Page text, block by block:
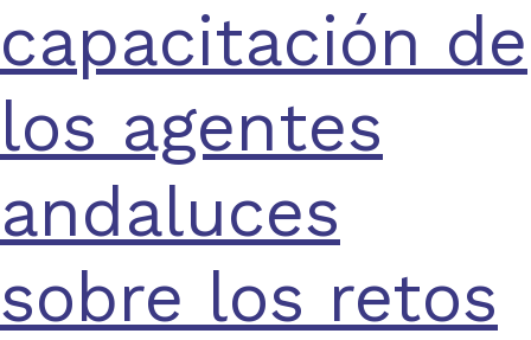
capacitación de
los agentes
andaluces
sobre los retos